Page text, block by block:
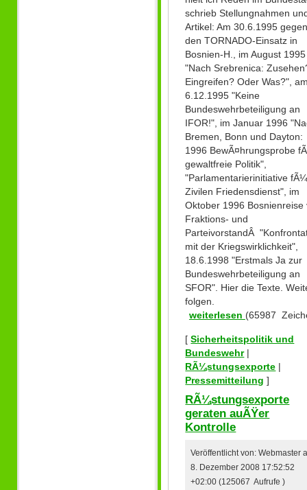
schrieb Stellungnahmen
Artikel: Am 30.6.1995
den TORNADO-Einsatz in
Bosnien-H., im August 1995
"Nach Srebrenica:
Eingreifen? Oder Was?",
6.12.1995 "Keine
Bundeswehrbeteiligung an
IFOR!", im Januar 1996
Bremen, Bonn und Dayton:
1996 BewÃ¤hrungsprobe
gewaltfreie Politik",
"Parlamentarierinitiative
Zivilen Friedensdienst", im
Oktober 1996 Bosnienreise
Fraktions- und
ParteivorstandÂ
mit der Kriegswirklichkeit",
18.6.1998 "Erstmals Ja zur
Bundeswehrbeteiligung an
SFOR". Hier die Texte.
folgen.
weiterlesen (65987
[Sicherheitspolitik und
Bundeswehr|
RÃ¼stungsexporte |
Pressemitteilung ]
RÃ¼stungsexporte
geraten auÃŸer
Kontrolle
Veröffentlicht von: Webmaster
8. Dezember 2008 17:52:52
+02:00 (125067 Aufrufe )